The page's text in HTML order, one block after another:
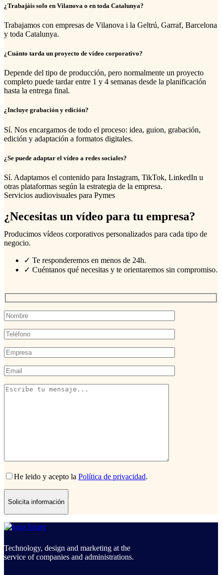
¿Trabajáis solo en Vilanova o en toda Catalunya?
Trabajamos con empresas de Vilanova i la Geltrú, Garraf, Barcelona
y toda Catalunya.
¿Cuánto tarda un proyecto de vídeo corporativo?
Depende del tipo de producción, pero normalmente un proyecto
completo puede tardar entre 1 y 4 semanas desde la planificación
hasta la entrega final.
¿Incluye grabación y edición?
Sí. Nos encargamos de todo el proceso: idea, guion, grabación,
edición y adaptación a formatos digitales.
¿Se puede adaptar el vídeo a redes sociales?
Sí. Adaptamos el contenido para Instagram, TikTok, LinkedIn u
otras plataformas según la estrategia de la empresa.
Servicios audiovisuales para Pymes
¿Necesitas un vídeo para tu empresa?
Producimos vídeos corporativos personalizados para cada tipo de
negocio.
✓ Te responderemos en menos de 24h.
✓ Cuéntanos qué necesitas y te orientaremos sin compromiso.
He leido y acepto la Política de privacidad.
Solicita información
Technology, design and marketing at the
service of companies and administrations.